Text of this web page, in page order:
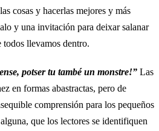
cosas y hacerlas mejores y más
y una invitación para deixar salanar
todos llevamos dentro.
potser tu també un monstre!” Las
en formas abastractas, pero de
comprensión para los pequeños
que los lectores se identifiquen